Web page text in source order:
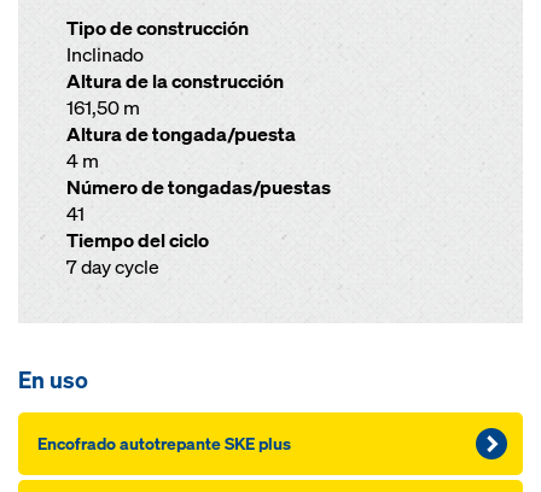
Tipo de construcción
Inclinado
Altura de la construcción
161,50 m
Altura de tongada/puesta
4 m
Número de tongadas/puestas
41
Tiempo del ciclo
7 day cycle
En uso
Encofrado autotrepante SKE plus